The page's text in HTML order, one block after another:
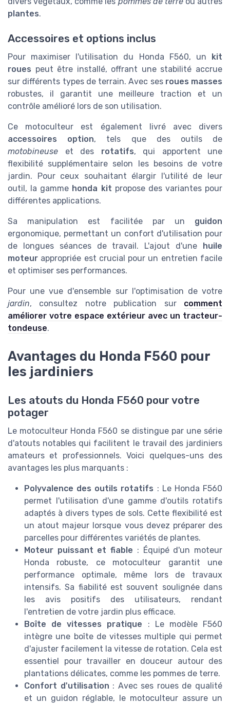
plantes.
Accessoires et options inclus
Pour maximiser l'utilisation du Honda F560, un
kit
roues peut être installé, offrant une stabilité accrue
sur différents types de terrain. Avec ses roues masses
robustes, il garantit une meilleure traction et un
contrôle amélioré lors de son utilisation.
Ce motoculteur est également livré avec divers
accessoires option, tels que des outils de
motobineuse et des rotatifs, qui apportent une
flexibilité supplémentaire selon les besoins de votre
jardin. Pour ceux souhaitant élargir l'utilité de leur
outil, la gamme honda kit propose des variantes pour
différentes applications.
Sa manipulation est facilitée par un guidon
ergonomique, permettant un confort d'utilisation pour
de longues séances de travail. L'ajout d'une
huile
moteur appropriée est crucial pour un entretien facile
et optimiser ses performances.
Pour une vue d'ensemble sur l'optimisation de votre
jardin, consultez notre publication sur comment
améliorer votre espace extérieur avec un tracteur-
tondeuse.
Avantages du Honda F560 pour
les jardiniers
Les atouts du Honda F560 pour votre
potager
Le motoculteur Honda F560 se distingue par une série
d'atouts notables qui facilitent le travail des jardiniers
amateurs et professionnels. Voici quelques-uns des
avantages les plus marquants :
Polyvalence des outils rotatifs : Le Honda F560
permet l'utilisation d'une gamme d'outils rotatifs
adaptés à divers types de sols. Cette flexibilité est
un atout majeur lorsque vous devez préparer des
parcelles pour différentes variétés de plantes.
Moteur puissant et fiable : Équipé d'un moteur
Honda robuste, ce motoculteur garantit une
performance optimale, même lors de travaux
intensifs. Sa fiabilité est souvent soulignée dans
les avis positifs des utilisateurs, rendant
l'entretien de votre jardin plus efficace.
Boîte de vitesses pratique : Le modèle F560
intègre une boîte de vitesses multiple qui permet
d'ajuster facilement la vitesse de rotation. Cela est
essentiel pour travailler en douceur autour des
plantations délicates, comme les pommes de terre.
Confort d'utilisation : Avec ses roues de qualité
et un guidon réglable, le motoculteur assure un